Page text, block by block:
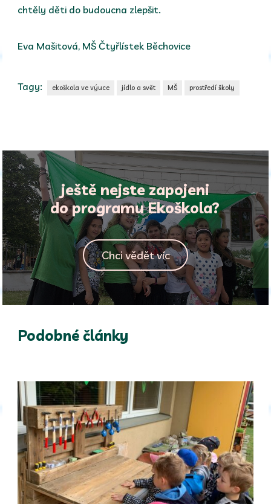
chtěly děti do budoucna zlepšit.
Eva Mašitová, MŠ Čtyřlístek Běchovice
Tagy: ekoškola ve výuce jídlo a svět MŠ prostředí školy
ještě nejste zapojeni
do programu Ekoškola?
Chci vědět víc
Podobné články